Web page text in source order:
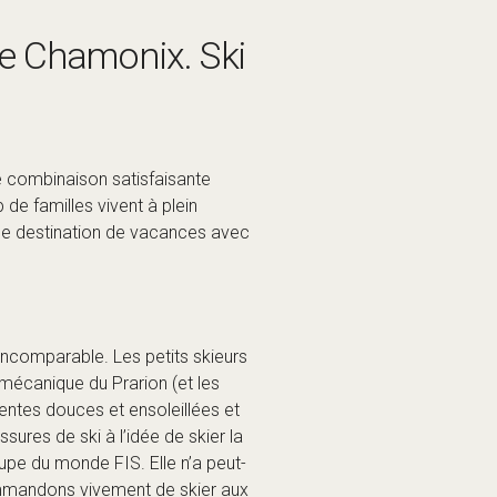
Chamonix. Ski
combinaison satisfaisante
de familles vivent à plein
destination de vacances avec
Les petits skieurs
du Prarion (et les
douces et ensoleillées et
de ski à l’idée de skier la
du monde FIS. Elle n’a peut-
vivement de skier aux